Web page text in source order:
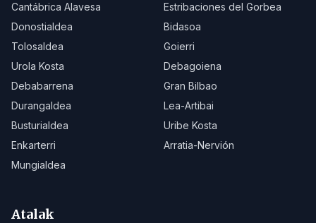
Cantábrica Alavesa
Estribaciones del Gorbea
Donostialdea
Bidasoa
Tolosaldea
Goierri
Urola Kosta
Debagoiena
Debabarrena
Gran Bilbao
Durangaldea
Lea-Artibai
Busturialdea
Uribe Kosta
Enkarterri
Arratia-Nervión
Mungialdea
Atalak